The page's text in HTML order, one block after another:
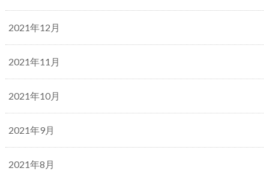
2021年12月
2021年11月
2021年10月
2021年9月
2021年8月